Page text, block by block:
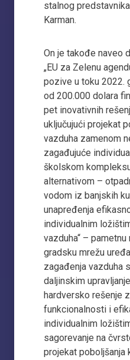
stalnog
Karman.
On je takođe naveo
„EU za Zelenu
pozive u toku 2022.
od 200.000 dolara
pet inovativnih
uključujući projekat
vazduha zamenom
zagađujuće
školskom
alternativom –
vodom iz banjskih
unapređenja
individualnim
vazduha“ –
gradsku mrežu
zagađenja vazduha
daljinskim
hardversko rešenje
funkcionalnosti i
individualnim
sagorevanje na
projekat poboljšanja